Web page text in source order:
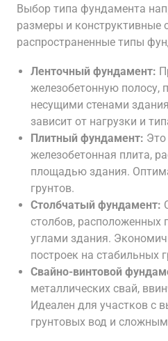
Выбор типа фундамента
размеры и конструктивные
распространенные типы
Ленточный фундамент:
железобетонную полосу,
несущими стенами
зависит от нагрузки и
Плитный фундамент:
железобетонная плита,
площадью здания.
грунтов.
Столбчатый фундамент:
столбов, расположенных
углами здания.
построек на стабильных
Свайно-винтовой
металлических свай,
Идеален для участков с
грунтовых вод и